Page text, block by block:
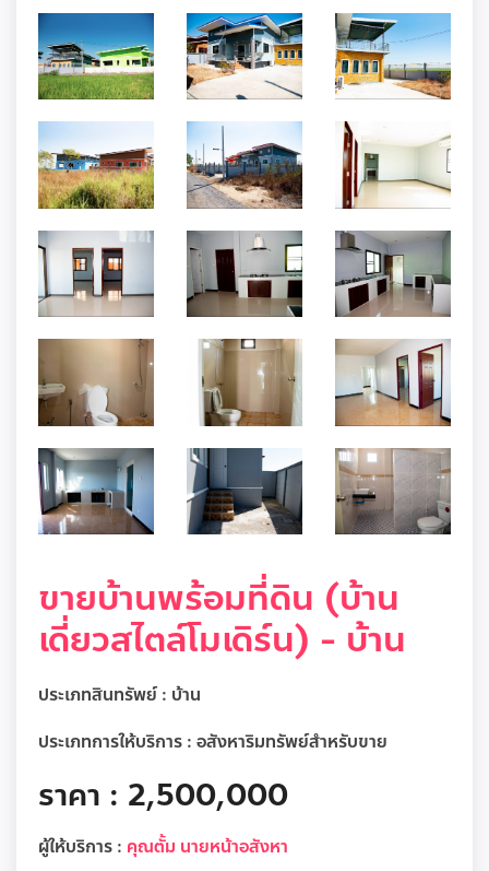
ขายบ้านพร้อมที่ดิน (บ้าน
เดี่ยวสไตล์โมเดิร์น) - บ้าน
ประเภทสินทรัพย์ : บ้าน
ประเภทการให้บริการ : อสังหาริมทรัพย์สำหรับขาย
ราคา : 2,500,000
ผู้ให้บริการ : คุณตั้ม นายหน้าอสังหา